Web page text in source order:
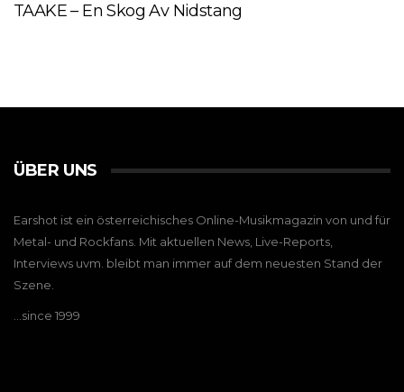
TAAKE – En Skog Av Nidstang
ÜBER UNS
Earshot ist ein österreichisches Online-Musikmagazin von und für
Metal- und Rockfans. Mit aktuellen News, Live-Reports,
Interviews uvm. bleibt man immer auf dem neuesten Stand der
Szene.
…since 1999